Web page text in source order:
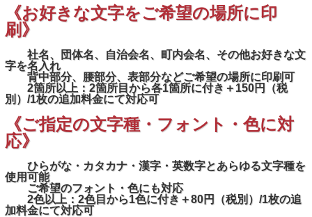
《お好きな文字をご希望の場所に印
刷》
社名、団体名、自治会名、町内会名、その他お好きな文
字を名入れ
背中部分、腰部分、表部分などご希望の場所に印刷可
2箇所以上：2箇所目から各1箇所に付き＋150円（税
別）/1枚の追加料金にて対応可
《ご指定の文字種・フォント・色に対
応》
ひらがな・カタカナ・漢字・英数字とあらゆる文字種を
使用可能
ご希望のフォント・色にも対応
2色以上：2色目から1色に付き＋80円（税別）/1枚の追
加料金にて対応可